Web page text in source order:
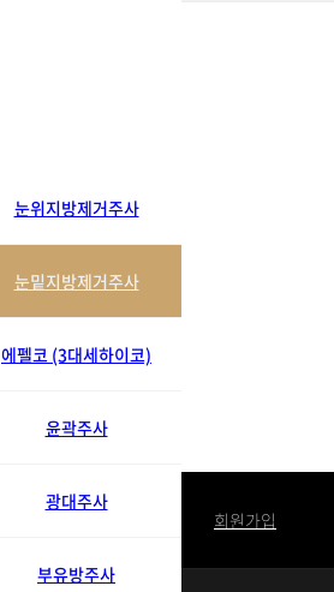
눈위지방제거주사
눈밑지방제거주사
에펠코 (3대세하이코)
윤곽주사
광대주사
부유방주사
회원가입